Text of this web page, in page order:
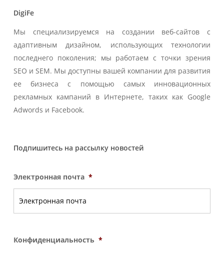
DigiFe
Мы специализируемся на создании веб-сайтов с
адаптивным дизайном, использующих технологии
последнего поколения; мы работаем с точки зрения
SEO и SEM. Мы доступны вашей компании для развития
ее бизнеса с помощью самых инновационных
рекламных кампаний в Интернете, таких как Google
Adwords и Facebook.
Подпишитесь на рассылку новостей
Электронная почта *
Конфиденциальность *